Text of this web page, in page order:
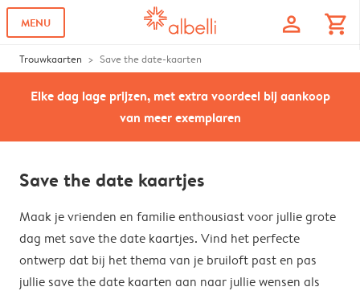
MENU profile shopping_cart
Trouwkaarten Save the date-kaarten
Elke dag lage prijzen, met extra voordeel bij aankoop
van meer exemplaren
Save the date kaartjes
Maak je vrienden en familie enthousiast voor jullie grote
dag met save the date kaartjes. Vind het perfecte
ontwerp dat bij het thema van je bruiloft past en pas
jullie save the date kaarten aan naar jullie wensen als